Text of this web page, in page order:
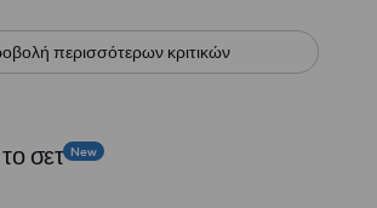
περισσότερων κριτικών
σετ New